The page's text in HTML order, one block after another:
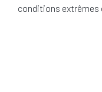
conditions